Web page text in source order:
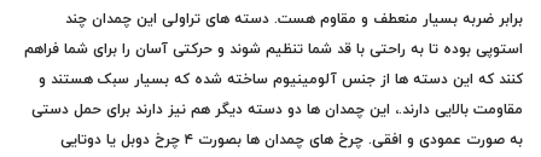
برابر ضربه بسیار منعطف و مقاوم هست. دسته های تراولی این چمدان چند
استوپی بوده تا به راحتی با قد شما تنظیم شوند و حرکتی آسان را برای شما فراهم
کنند که این دسته ها از جنس آلومینیوم ساخته شده که بسیار سبک هستند و
مقاومت بالایی دارند.، این چمدان ها دو دسته دیگر هم نیز دارند برای حمل دستی
به صورت عمودی و افقی. چرخ های چمدان ها بصورت ۴ چرخ دوبل یا دوتایی